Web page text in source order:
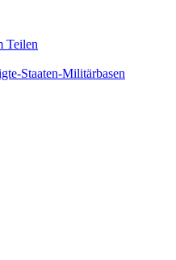
Teilen
Staaten-Militärbasen